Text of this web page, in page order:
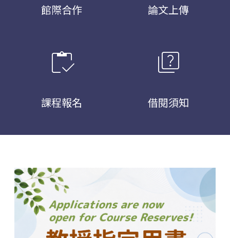
館際合作 論文上傳
inventory
課程報名
quiz
借閱須知